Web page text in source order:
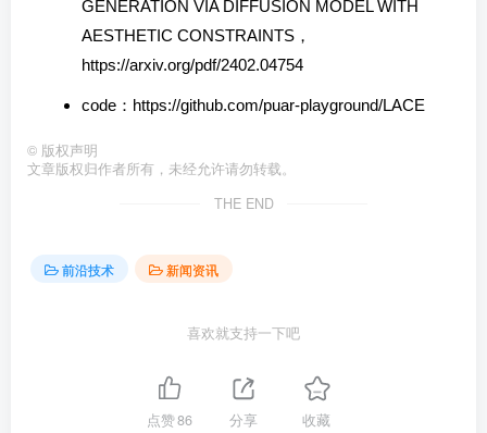
GENERATION VIA DIFFUSION MODEL WITH
AESTHETIC CONSTRAINTS，
https://arxiv.org/pdf/2402.04754
code：https://github.com/puar-playground/LACE
© 版权声明
文章版权归作者所有，未经允许请勿转载。
THE END
前沿技术 新闻资讯
喜欢就支持一下吧
点赞86 分享 收藏